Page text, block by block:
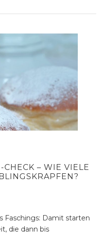
– WIE VIELE K
Faschings: Damit starten
die dann bis